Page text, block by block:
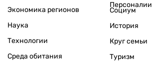
Экономика регионов
Персоналии
Наука
Технологии
Среда обитания
Социум
История
Круг семьи
Туризм